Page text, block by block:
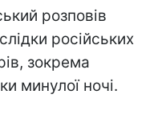
розповів
російських
зокрема
минулої ночі.